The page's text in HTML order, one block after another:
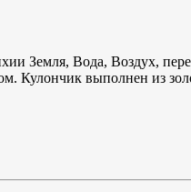
Земля, Вода, Воздух,
Кулончик выполнен из